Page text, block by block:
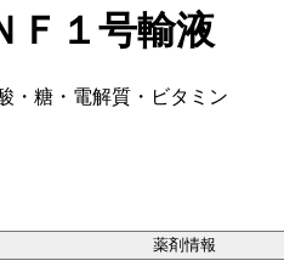
Ｆ１号輸液
・糖・電解質・ビタミン
薬剤情報